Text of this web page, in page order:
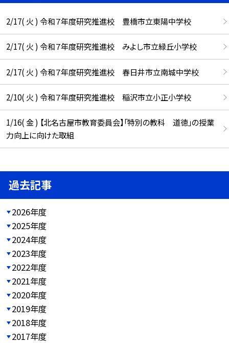
2/17( 火 ) 令和７年度研究推進校 豊橋市立東陽中学校
2/17( 火 ) 令和７年度研究推進校 みよし市立緑丘小学校
2/17( 火 ) 令和７年度研究推進校 春日井市立南城中学校
2/10( 火 ) 令和７年度研究推進校 稲沢市立小正小学校
1/16( 金 ) 【北名古屋市教育委員会】「特別の教科 道徳」の授業
力向上に向けた取組
過去記事
2026年度
2025年度
2024年度
2023年度
2022年度
2021年度
2020年度
2019年度
2018年度
2017年度